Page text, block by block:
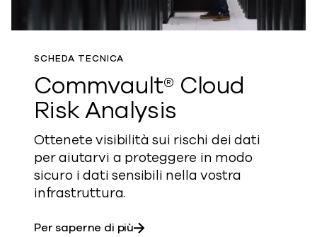
SCHEDA TECNICA
Commvault® Cloud
Risk Analysis
Ottenete visibilità sui rischi dei dati
per aiutarvi a proteggere in modo
sicuro i dati sensibili nella vostra
infrastruttura.
Per saperne di piùsu Commvault® Cloud Risk